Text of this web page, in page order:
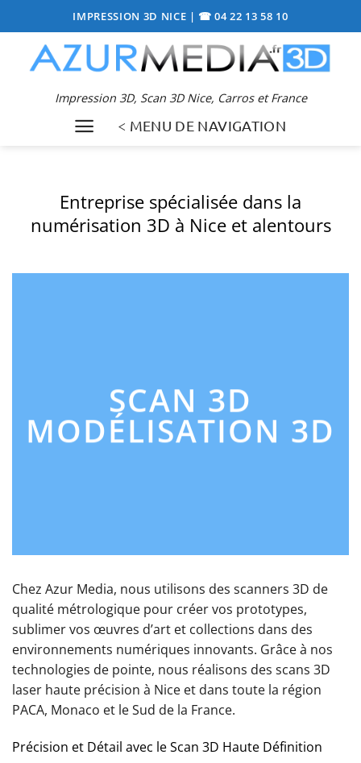
au
contenu
IMPRESSION 3D NICE | ☎ 04 22 13 58 10
Impression 3D, Scan 3D Nice, Carros et France
< MENU DE NAVIGATION
Entreprise spécialisée dans la
numérisation 3D à Nice et alentours
SCAN 3D
MODÉLISATION 3D
Chez Azur Media, nous utilisons des scanners 3D de
qualité métrologique pour créer vos prototypes,
sublimer vos œuvres d’art et collections dans des
environnements numériques innovants. Grâce à nos
technologies de pointe, nous réalisons des scans 3D
laser haute précision à Nice et dans toute la région
PACA, Monaco et le Sud de la France.
Précision et Détail avec le Scan 3D Haute Définition